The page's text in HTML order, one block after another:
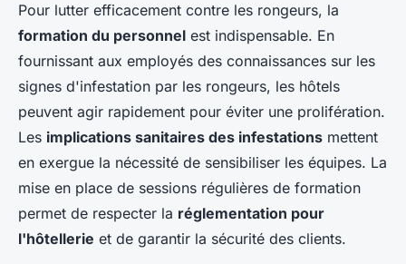
Pour lutter efficacement contre les rongeurs, la
formation du personnel est indispensable. En
fournissant aux employés des connaissances sur les
signes d'infestation par les rongeurs, les hôtels
peuvent agir rapidement pour éviter une prolifération.
Les implications sanitaires des infestations mettent
en exergue la nécessité de sensibiliser les équipes. La
mise en place de sessions régulières de formation
permet de respecter la réglementation pour
l'hôtellerie et de garantir la sécurité des clients.